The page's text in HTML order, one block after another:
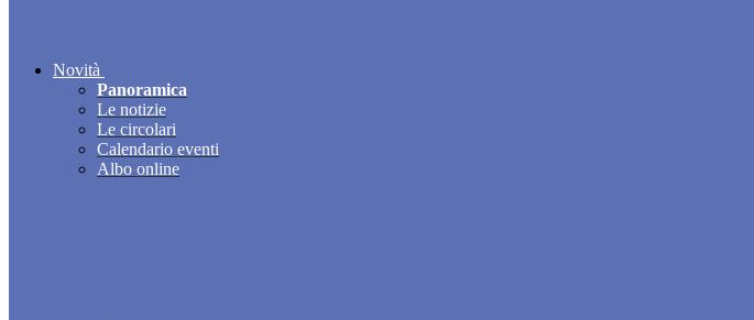
Novità
Panoramica
Le notizie
Le circolari
Calendario eventi
Albo online